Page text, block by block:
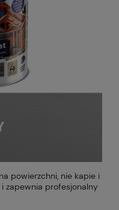
powierzchni, nie kapie i
zapewnia profesjonalny